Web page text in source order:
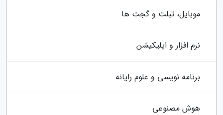
موبایل، تبلت و گجت ها
نرم افزار و اپلیکیشن
برنامه نویسی و علوم رایانه
هوش مصنوعی